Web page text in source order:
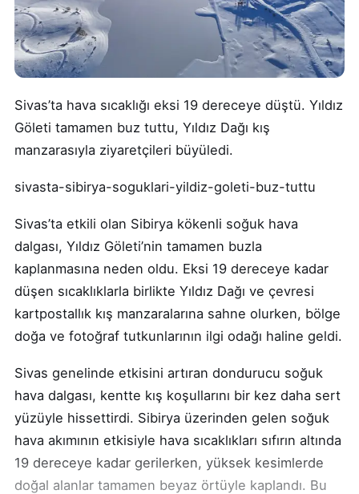
Sivas’ta hava sıcaklığı eksi 19 dereceye düştü. Yıldız
Göleti tamamen buz tuttu, Yıldız Dağı kış
manzarasıyla ziyaretçileri büyüledi.
sivasta-sibirya-soguklari-yildiz-goleti-buz-tuttu
Sivas’ta etkili olan Sibirya kökenli soğuk hava
dalgası, Yıldız Göleti’nin tamamen buzla
kaplanmasına neden oldu. Eksi 19 dereceye kadar
düşen sıcaklıklarla birlikte Yıldız Dağı ve çevresi
kartpostallık kış manzaralarına sahne olurken, bölge
doğa ve fotoğraf tutkunlarının ilgi odağı haline geldi.
Sivas genelinde etkisini artıran dondurucu soğuk
hava dalgası, kentte kış koşullarını bir kez daha sert
yüzüyle hissettirdi. Sibirya üzerinden gelen soğuk
hava akımının etkisiyle hava sıcaklıkları sıfırın altında
19 dereceye kadar gerilerken, yüksek kesimlerde
doğal alanlar tamamen beyaz örtüyle kaplandı. Bu